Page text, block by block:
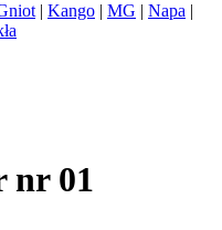
| Kango | MG | Napa |
nr 01